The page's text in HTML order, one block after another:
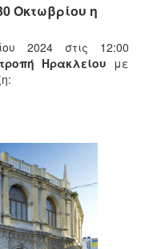
Οκτωβρίου η
2024 στις 12:00
Ηρακλείου με